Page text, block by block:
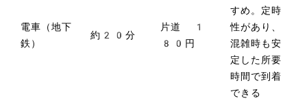
電車（地下
鉄）
約20分
片道 1
80円
すめ。定時
性があり、
混雑時も安
定した所要
時間で到着
できる